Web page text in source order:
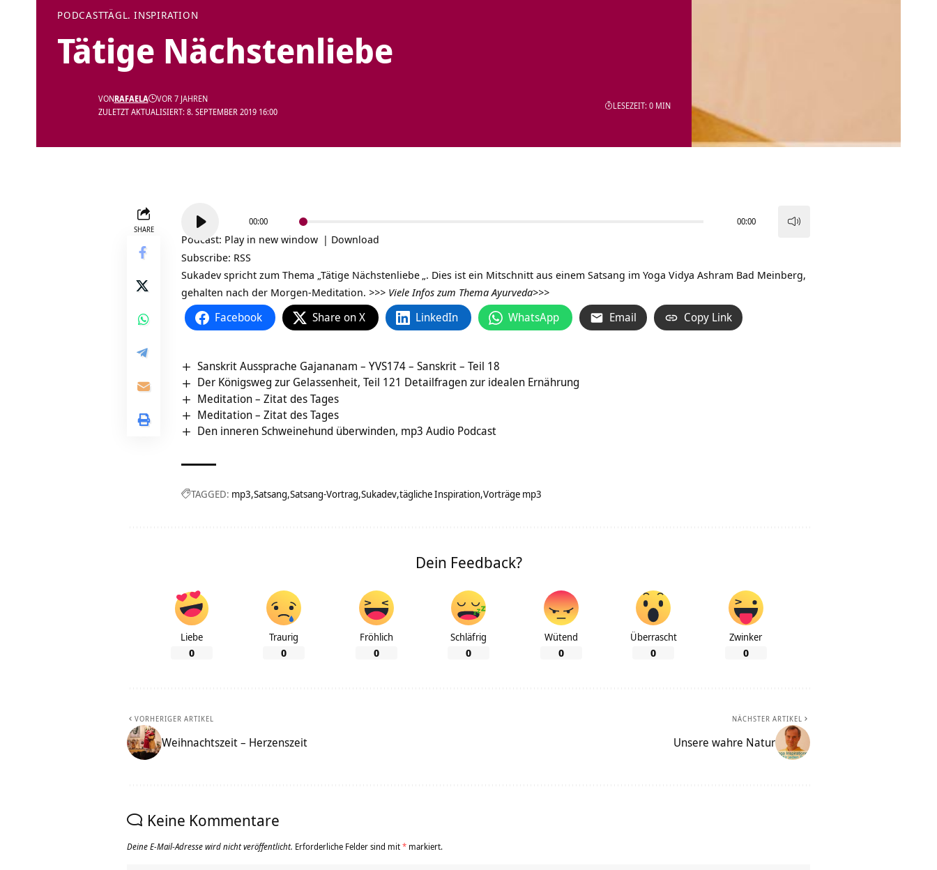
PODCASTTÄGL. INSPIRATION
Tätige Nächstenliebe
ZULETZT AKTUALISIERT: 8. SEPTEMBER 2019 16:00
VONRAFAELA VOR 7 JAHREN
LESEZEIT: 0 MIN
SHARE
Player
00:00 00:00
Podcast: Play in new window | Download
Subscribe: RSS
Sukadev spricht zum Thema „Tätige Nächstenliebe „. Dies ist ein Mitschnitt aus einem Satsang im Yoga Vidya Ashram Bad Meinberg,
gehalten nach der Morgen-Meditation. >>> Viele Infos zum Thema Ayurveda>>>
Facebook Share on X LinkedIn WhatsApp Email Copy Link
Sanskrit Aussprache Gajananam – YVS174 – Sanskrit – Teil 18
Der Königsweg zur Gelassenheit, Teil 121 Detailfragen zur idealen Ernährung
Meditation – Zitat des Tages
Meditation – Zitat des Tages
Den inneren Schweinehund überwinden, mp3 Audio Podcast
TAGGED: mp3 Satsang Satsang-Vortrag Sukadev tägliche Inspiration Vorträge mp3
Dein Feedback?
Liebe
0
Traurig
0
Fröhlich
0
Schläfrig
0
Wütend
0
Überrascht
0
Zwinker
0
VORHERIGER ARTIKEL
Weihnachtszeit – Herzenszeit
NÄCHSTER ARTIKEL
Unsere wahre Natur
Keine Kommentare
Deine E-Mail-Adresse wird nicht veröffentlicht. Erforderliche Felder sind mit* markiert.